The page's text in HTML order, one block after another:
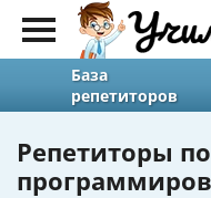
База
репетиторов
Репетиторы по